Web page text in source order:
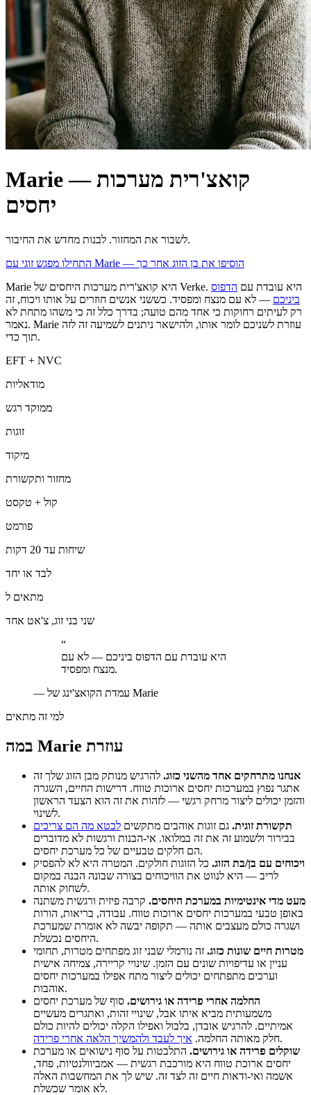
Marie — קואצ'רית מערכות
יחסים
לשבור את המחזור. לבנות מחדש את החיבור.
התחילו מפגש זוגי עם Marie — הוסיפו את בן הזוג אחר כך
Marie היא קואצ'רית מערכות היחסים של Verke. היא עובדת עם הדפוס
ביניכם — לא עם מנצח ומפסיד. כששני אנשים חוזרים על אותו ויכוח, זה
רק לעיתים רחוקות כי אחד מהם טועה; בדרך כלל זה כי משהו מתחת לא
נאמר. Marie עוזרת לשניכם לומר אותו, ולהישאר ניתנים לשמיעה זה לזה
תוך כדי.
EFT + NVC
מודאליות
ממוקד רגש
זוגות
מיקוד
מחזור ותקשורת
קול + טקסט
פורמט
שיחות עד 20 דקות
לבד או יחד
מתאים ל
שני בני זוג, צ'אט אחד
“
היא עובדת עם הדפוס ביניכם — לא עם
מנצח ומפסיד.
—
עמדת הקואצ'ינג של Marie
למי זה מתאים
במה Marie עוזרת
אנחנו מתרחקים אחד מהשני כזוג. להרגיש מנותק מבן הזוג שלך זה
אתגר נפוץ במערכות יחסים ארוכות טווח. דרישות החיים, השגרה
והזמן יכולים ליצור מרחק רגשי — לזהות את זה הוא הצעד הראשון
לשינוי.
תקשורת זוגית. גם זוגות אוהבים מתקשים לבטא מה הם צריכים
בבירור ולשמוע זה את זה במלואו. אי-הבנות ורגשות לא מדוברים
הם חלקים טבעיים של כל מערכת יחסים.
ויכוחים עם בן/בת הזוג. כל הזוגות חולקים. המטרה היא לא להפסיק
לריב — היא לנווט את הוויכוחים בצורה שבונה הבנה במקום
לשחוק אותה.
מעט מדי אינטימיות במערכת היחסים. קרבה פיזית ורגשית משתנה
באופן טבעי במערכות יחסים ארוכות טווח. עבודה, בריאות, הורות
ושגרה כולם מעצבים אותה — תקופה יבשה לא אומרת שמערכת
היחסים נכשלת.
מטרות חיים שונות כזוג. זה נורמלי שבני זוג מפתחים מטרות, תחומי
עניין או עדיפויות שונים עם הזמן. שינויי קריירה, צמיחה אישית
וערכים מתפתחים יכולים ליצור מתח אפילו במערכות יחסים
אוהבות.
החלמה אחרי פרידה או גירושים. סוף של מערכת יחסים
משמעותית מביא איתו אבל, שינויי זהות, ואתגרים מעשיים
אמיתיים. להרגיש אובדן, בלבול ואפילו הקלה יכולים להיות כולם
חלק מאותה החלמה. איך לעבד ולהמשיך הלאה אחרי פרידה
.
שוקלים פרידה או גירושים. התלבטות על סוף נישואים או מערכת
יחסים ארוכת טווח היא מורכבת רגשית — אמביוולנטיות, פחד,
אשמה ואי-ודאות חיים זה לצד זה. שיש לך את המחשבות האלה
לא אומר שכשלת.